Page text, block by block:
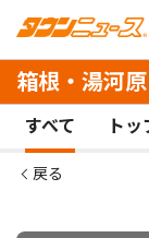
箱根・湯河
すべて トッ
戻る